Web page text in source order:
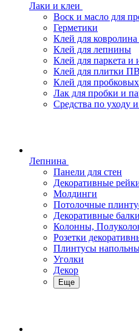
Лаки и клеи
Воск и масло для
Герметики
Клей для
Клей для лепнины
Клей для паркета и
Клей для плитки
Клей для
Лак для пробки и
Средства по уходу
Лепнина
Панели для стен
Декоративные
Молдинги
Потолочные
Декоративные
Колонны,
Розетки
Плинтусы
Уголки
Декор
Еще